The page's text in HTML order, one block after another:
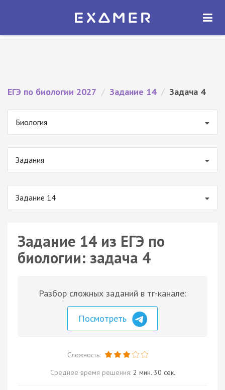
Экзамер — ЕГЭ 2027
ОТКРЫТЬ
ЕГЭ по биологии 2027 / Задание 14 / Задача 4
Биология
Задания
Задание 14
Задание 14 из ЕГЭ по
биологии: задача 4
Разбор сложных заданий в тг-канале:
Посмотреть
Сложность:
Среднее время решения: 2 мин. 30 сек.